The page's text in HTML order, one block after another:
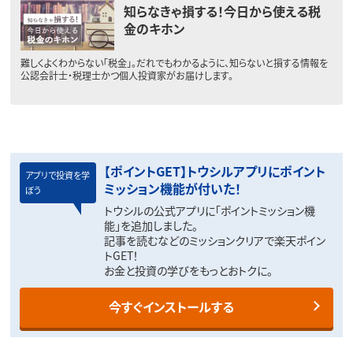
知らなきゃ損する！今日から使える税
金のキホン
難しくよくわからない「税金」。だれでもわかるように、知らないと損する情報を
公認会計士・税理士かつ個人投資家がお届けします。
アプリで投資を学
ぼう
【ポイントGET】トウシルアプリにポイント
ミッション機能が付いた！
トウシルの公式アプリに「ポイントミッション機
能」を追加しました。
記事を読むなどのミッションクリアで楽天ポイン
トGET！
お金と投資の学びをもっとおトクに。
今すぐインストールする